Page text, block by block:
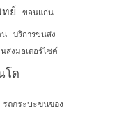
ย์ ขอนแก่น
น บริการขนส่ง
ส่งมอเตอร์ไซค์
โด
รถกระบะขนของ